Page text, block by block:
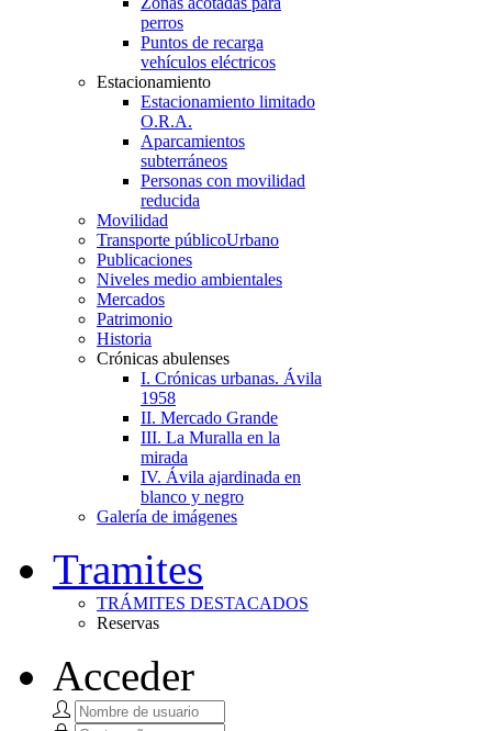
perros
Puntos de recarga
vehículos eléctricos
Estacionamiento
Estacionamiento limitado
O.R.A.
Aparcamientos
subterráneos
Personas con movilidad
reducida
Movilidad
Transporte públicoUrbano
Publicaciones
Niveles medio ambientales
Mercados
Patrimonio
Historia
Crónicas abulenses
I. Crónicas urbanas. Ávila
1958
II. Mercado Grande
III. La Muralla en la
mirada
IV. Ávila ajardinada en
blanco y negro
Galería de imágenes
Tramites
TRÁMITES DESTACADOS
Reservas
Acceder